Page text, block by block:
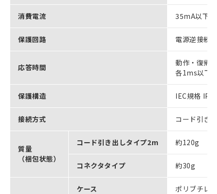
消費電流 35mA以下
保護回路 電源逆接続
応答時間
動作・復帰
各1ms以下
保護構造 IEC規格
接続方式 コード引き
質量
（梱包状態）
コード引き出しタイプ2m 約120g
コネクタタイプ 約30g
ケース ポリブチレ